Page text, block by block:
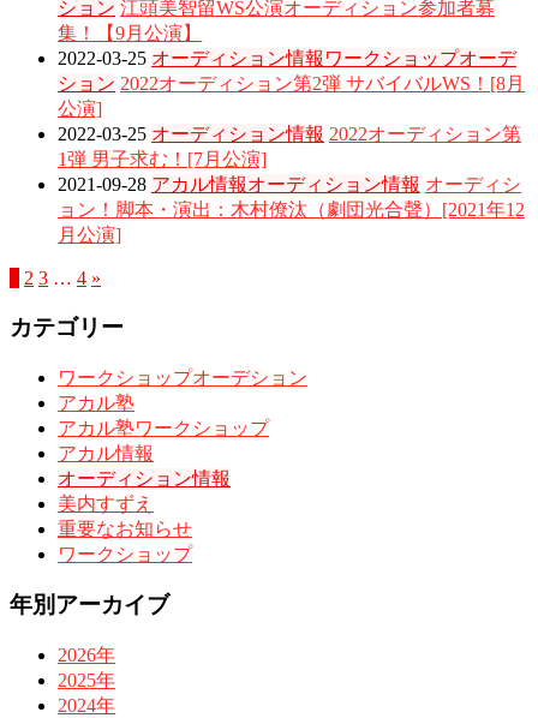
ション 江頭美智留WS公演オーディション参加者募
集！【9月公演】
2022-03-25 オーディション情報 ワークショップオーデ
ション 2022オーディション第2弾 サバイバルWS！[8月
公演]
2022-03-25 オーディション情報 2022オーディション第
1弾 男子求む！[7月公演]
2021-09-28 アカル情報オーディション情報 オーディシ
ョン！脚本・演出：木村僚汰（劇団光合聲）[2021年12
月公演]
2 3 … 4 »
カテゴリー
ワークショップオーデション
アカル塾
アカル塾ワークショップ
アカル情報
オーディション情報
美内すずえ
重要なお知らせ
ワークショップ
年別アーカイブ
2026年
2025年
2024年